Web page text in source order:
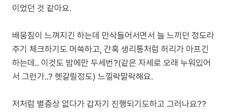
이었던 것 같아요.
배뭉침이 느껴지긴 하는데 만삭들어서면서 늘 느끼던 정도라
주기 체크하기도 머쓱하고, 간혹 생리통처럼 허리가 아프긴
하는데.. 이것도 밤에만 두세번?(같은 자세로 오래 누워있어
서 그런가..? 헷갈릴정도) 느낄락말락해요.
저처럼 별증상 없다가 갑자기 진행되기도하고 그러나요??